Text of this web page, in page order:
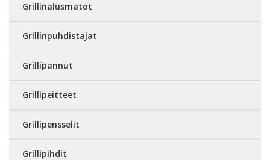
Grillinalusmatot
Grillinpuhdistajat
Grillipannut
Grillipeitteet
Grillipensselit
Grillipihdit